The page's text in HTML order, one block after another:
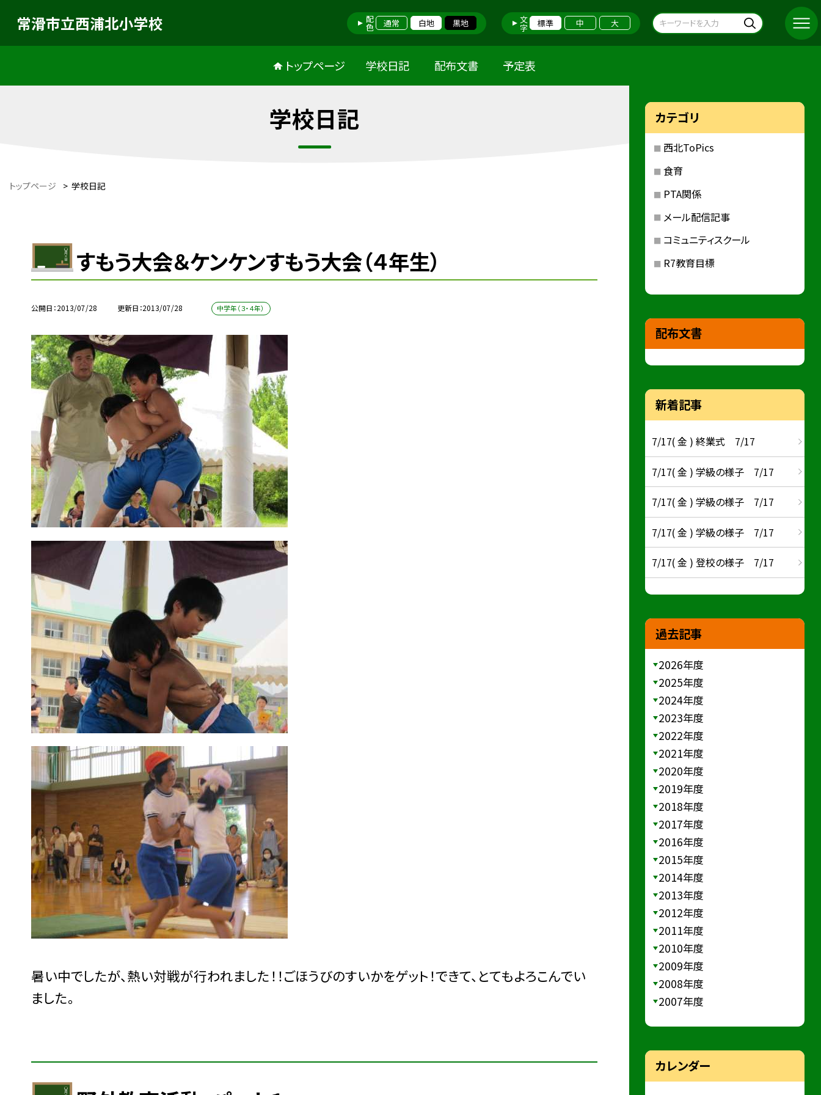
常滑市立西浦北小学校 配色 通常 白地 黒地 文字 標準 中 大
トップページ 学校日記 配布文書 予定表
学校日記
トップページ > 学校日記
すもう大会＆ケンケンすもう大会（４年生）
公開日 2013/07/28 更新日 2013/07/28 中学年（３・４年）
暑い中でしたが、熱い対戦が行われました！！ごほうびのすいかをゲット！できて、とてもよろこんでい
ました。
カテゴリ
西北ToPics
食育
PTA関係
メール配信記事
コミュニティスクール
R7教育目標
配布文書
新着記事
7/17( 金 ) 終業式 7/17
7/17( 金 ) 学級の様子 7/17
7/17( 金 ) 学級の様子 7/17
7/17( 金 ) 学級の様子 7/17
7/17( 金 ) 登校の様子 7/17
過去記事
2026年度
2025年度
2024年度
2023年度
2022年度
2021年度
2020年度
2019年度
2018年度
2017年度
2016年度
2015年度
2014年度
2013年度
2012年度
2011年度
2010年度
2009年度
2008年度
2007年度
カレンダー